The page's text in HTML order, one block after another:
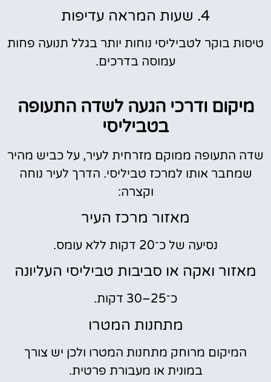
4. שעות המראה עדיפות
טיסות בוקר לטביליסי נוחות יותר בגלל תנועה פחות
עמוסה בדרכים.
מיקום ודרכי הגעה לשדה התעופה
בטביליסי
שדה התעופה ממוקם מזרחית לעיר, על כביש מהיר
שמחבר אותו למרכז טביליסי. הדרך לעיר נוחה
וקצרה:
מאזור מרכז העיר
נסיעה של כ־20 דקות ללא עומס.
מאזור ואקה או סביבות טביליסי העליונה
כ־25–30 דקות.
מתחנות המטרו
המיקום מרוחק מתחנות המטרו ולכן יש צורך
במונית או מעבורת פרטית.